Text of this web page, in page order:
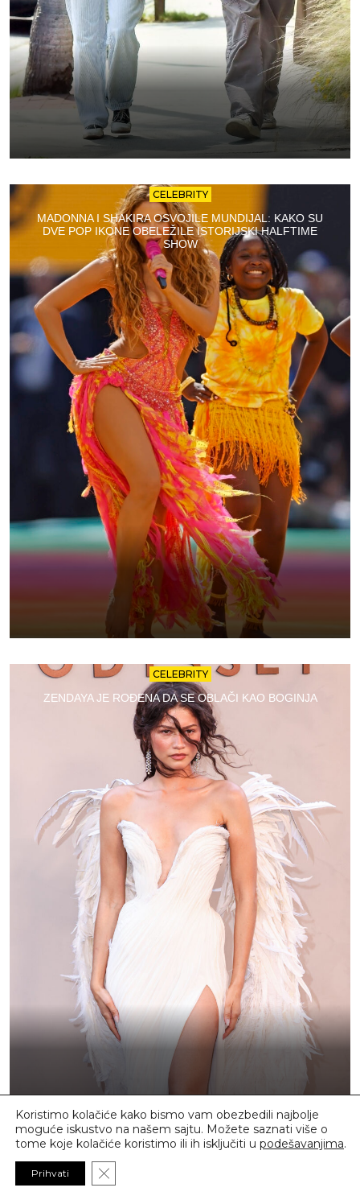
CELEBRITY
MADONNA I SHAKIRA OSVOJILE MUNDIJAL: KAKO SU
DVE POP IKONE OBELEŽILE ISTORIJSKI HALFTIME
SHOW
CELEBRITY
ZENDAYA JE ROĐENA DA SE OBLAČI KAO BOGINJA
Koristimo kolačiće kako bismo vam obezbedili najbolje
moguće iskustvo na našem sajtu. Možete saznati više o
tome koje kolačiće koristimo ili ih isključiti u podešavanjima.
Prihvati Close GDPR Cookie Banner